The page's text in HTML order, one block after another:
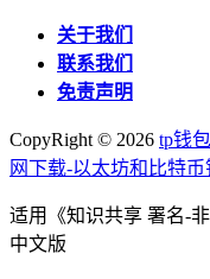
关于我们
联系我们
免责声明
CopyRight © 2026 tp钱
网下载-以太坊和比特币
适用《知识共享 署名-
中文版